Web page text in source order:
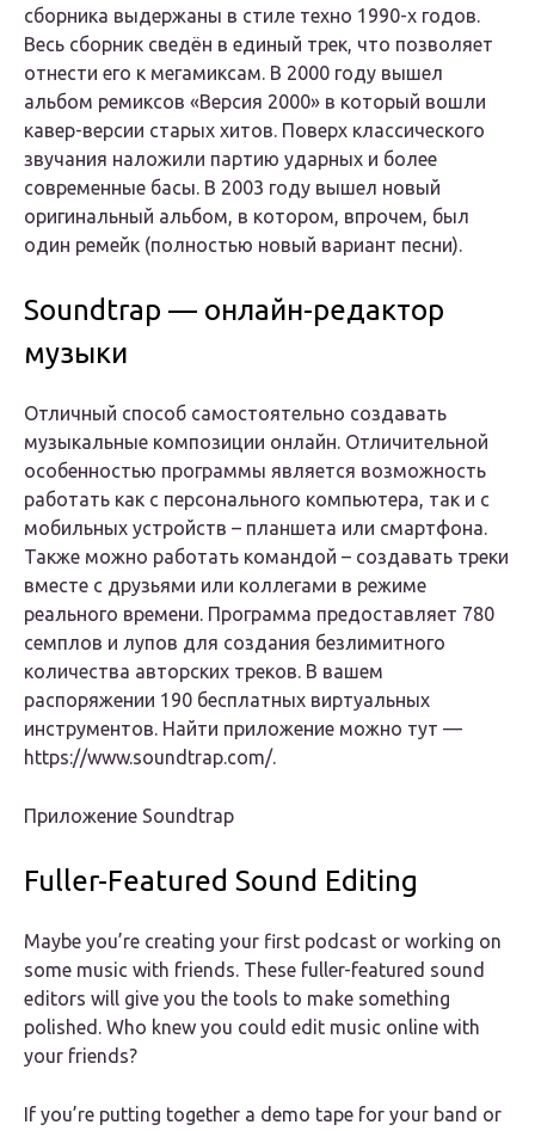
сборника выдержаны в стиле техно 1990-х годов.
Весь сборник сведён в единый трек, что позволяет
отнести его к мегамиксам. В 2000 году вышел
альбом ремиксов «Версия 2000» в который вошли
кавер-версии старых хитов. Поверх классического
звучания наложили партию ударных и более
современные басы. В 2003 году вышел новый
оригинальный альбом, в котором, впрочем, был
один ремейк (полностью новый вариант песни).
Soundtrap — онлайн-редактор
музыки
Отличный способ самостоятельно создавать
музыкальные композиции онлайн. Отличительной
особенностью программы является возможность
работать как с персонального компьютера, так и с
мобильных устройств – планшета или смартфона.
Также можно работать командой – создавать треки
вместе с друзьями или коллегами в режиме
реального времени. Программа предоставляет 780
семплов и лупов для создания безлимитного
количества авторских треков. В вашем
распоряжении 190 бесплатных виртуальных
инструментов. Найти приложение можно тут —
https://www.soundtrap.com/.
Приложение Soundtrap
Fuller-Featured Sound Editing
Maybe you’re creating your first podcast or working on
some music with friends. These fuller-featured sound
editors will give you the tools to make something
polished. Who knew you could edit music online with
your friends?
If you’re putting together a demo tape for your band or